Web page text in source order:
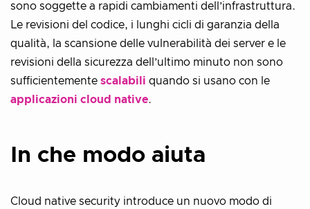
sono soggette a rapidi cambiamenti dell’infrastruttura.
Le revisioni del codice, i lunghi cicli di garanzia della
qualità, la scansione delle vulnerabilità dei server e le
revisioni della sicurezza dell’ultimo minuto non sono
sufficientemente scalabili quando si usano con le
applicazioni cloud native.
In che modo aiuta
Cloud native security introduce un nuovo modo di